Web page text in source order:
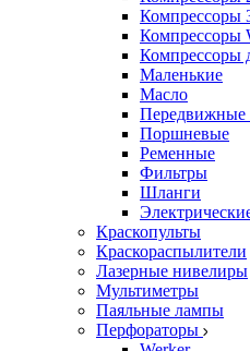
Компрессоры
Компрессоры
Компрессоры
Маленькие
Масло
Передвижные
Поршневые
Ременные
Фильтры
Шланги
Краскопульты
Краскораспылители
Лазерные нивелиры
Мультиметры
Паяльные лампы
Перфораторы